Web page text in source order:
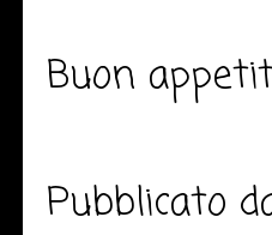
Buon
Pubblicato